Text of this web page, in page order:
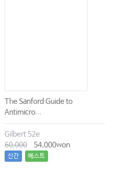
The Sanford Guide to
Antimicro...
Gilbert 52e
60,000
54,000won
신간 베스트